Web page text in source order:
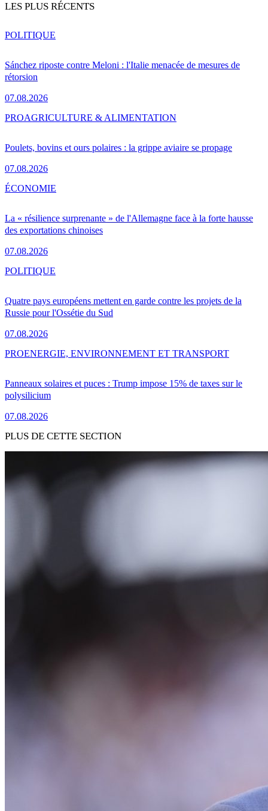
LES PLUS RÉCENTS
Sánchez riposte contre Meloni : l'Italie menacée de mesures de
rétorsion
07.08.2026
POLITIQUE
Poulets, bovins et ours polaires : la grippe aviaire se propage
07.08.2026
PROAGRICULTURE & ALIMENTATION
La « résilience surprenante » de l'Allemagne face à la forte hausse
des exportations chinoises
07.08.2026
ÉCONOMIE
Quatre pays européens mettent en garde contre les projets de la
Russie pour l'Ossétie du Sud
07.08.2026
POLITIQUE
Panneaux solaires et puces : Trump impose 15% de taxes sur le
polysilicium
07.08.2026
PROENERGIE, ENVIRONNEMENT ET TRANSPORT
PLUS DE CETTE SECTION